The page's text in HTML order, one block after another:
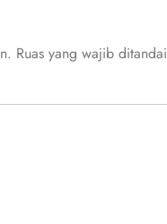
Ruas yang wajib ditandai